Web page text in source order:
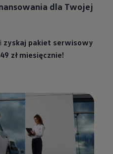
dla Twojej
i zyskaj pakiet serwisowy
zł miesięcznie!